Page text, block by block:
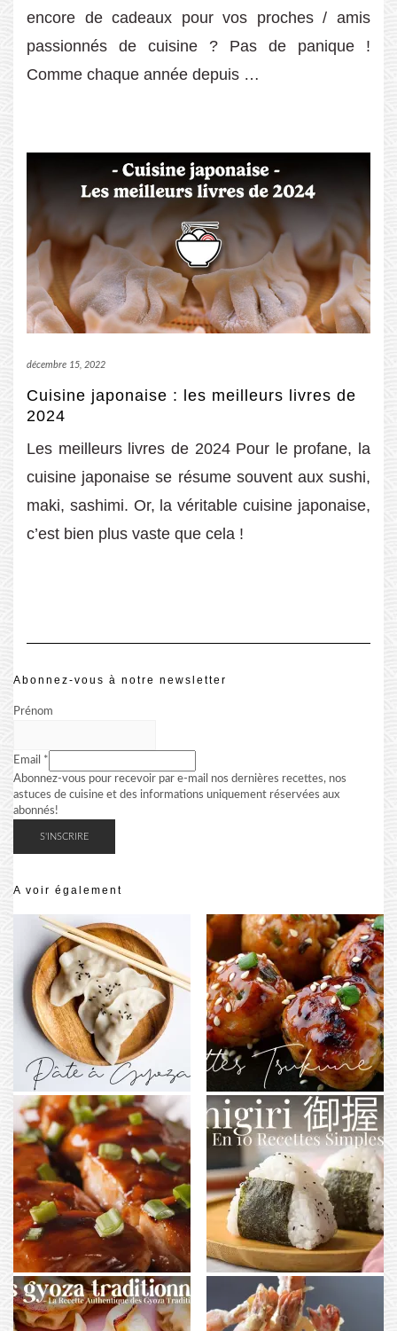
encore de cadeaux pour vos proches / amis
passionnés de cuisine ? Pas de panique !
Comme chaque année depuis …
décembre 15, 2022
Cuisine japonaise : les meilleurs livres de
2024
Les meilleurs livres de 2024 Pour le profane, la
cuisine japonaise se résume souvent aux sushi,
maki, sashimi. Or, la véritable cuisine japonaise,
c’est bien plus vaste que cela !
Abonnez-vous à notre newsletter
Prénom
Email *
Abonnez-vous pour recevoir par e-mail nos dernières recettes, nos
astuces de cuisine et des informations uniquement réservées aux
abonnés!
A voir également